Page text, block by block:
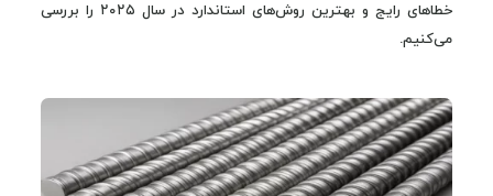
خطاهای رایج و بهترین روش‌های استاندارد در سال ۲۰۲۵ را بررسی
می‌کنیم.